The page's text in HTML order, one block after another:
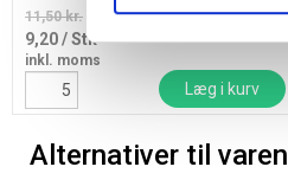
11,50 kr.
9,20/ Stk
inkl. moms
Læg i kurv
Alternativer til varen